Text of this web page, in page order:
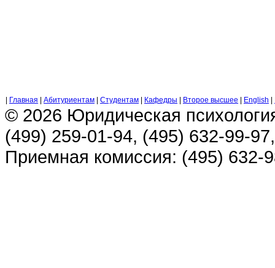
Главная Абитуриентам Студентам Кафедры Второе высшее English
© 2026 Юридическая
(499) 259-01-94, (495) 632-99-
Приемная комиссия: (495) 632-